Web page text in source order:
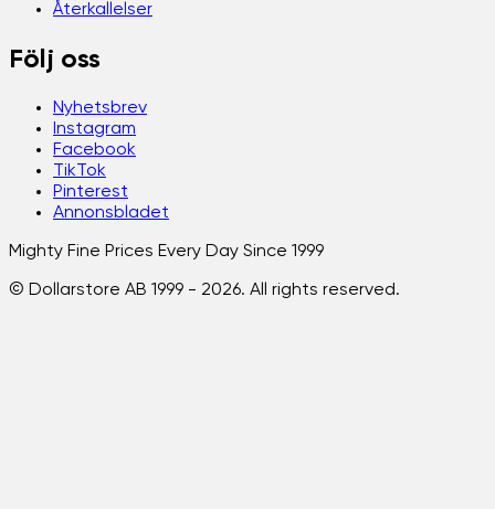
Återkallelser
Följ oss
Nyhetsbrev
Instagram
Facebook
TikTok
Pinterest
Annonsbladet
Mighty Fine Prices Every Day Since 1999
© Dollarstore AB 1999 - 2026. All rights reserved.